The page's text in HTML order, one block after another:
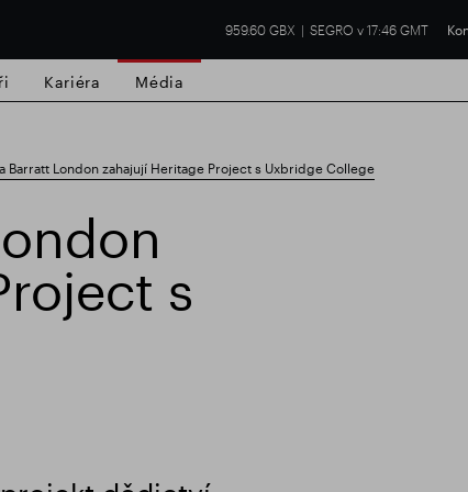
959.60 GBX SEGRO v 17:46 GMT
Finanční výsledky
Kariéra Média
Barratt London zahajují Heritage Project s Uxbridge College
s